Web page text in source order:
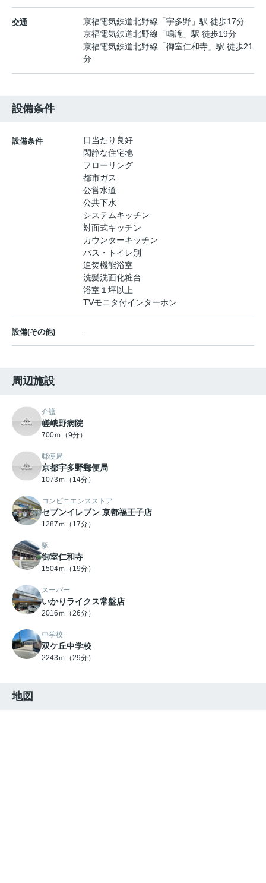
交通 京福電気鉄道北野線 「宇多野 」駅 徒歩17分
京福電気鉄道北野線 「鳴滝 」駅 徒歩19分
京福電気鉄道北野線 「御室仁和寺 」駅 徒歩21
分
設備条件
設備条件
日当たり良好
閑静な住宅地
フローリング
都市ガス
公営水道
公共下水
システムキッチン
対面式キッチン
カウンターキッチン
バス・トイレ別
追焚機能浴室
洗髪洗面化粧台
浴室１坪以上
TVモニタ付インターホン
設備(その他) -
周辺施設
介護
嵯峨野病院
700ｍ（9分）
郵便局
京都宇多野郵便局
1073ｍ（14分）
コンビニエンスストア
セブンイレブン 京都福王子店
1287ｍ（17分）
駅
御室仁和寺
1504ｍ（19分）
スーパー
いかりライクス常盤店
2016ｍ（26分）
中学校
双ケ丘中学校
2243ｍ（29分）
地図